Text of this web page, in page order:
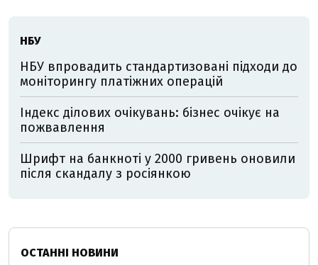
НБУ
НБУ впровадить стандартизовані підходи до
моніторингу платіжних операцій
Індекс ділових очікувань: бізнес очікує на
пожвавлення
Шрифт на банкноті у 2000 гривень оновили
після скандалу з росіянкою
ОСТАННІ НОВИНИ